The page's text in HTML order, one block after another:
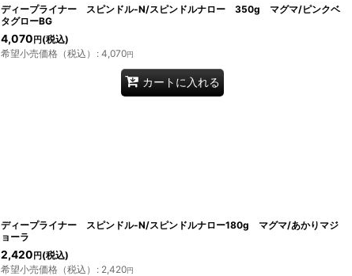
ディープライナー スピンドル-N/スピンドルナロー 350g マグマ/ピンクベ
タグローBG
4,070 円 (税込)
希望小売価格（税込） : 4,070円
カートに入れる
ディープライナー スピンドル-N/スピンドルナロー180g マグマ/あかりマジ
ョーラ
2,420 円 (税込)
希望小売価格（税込） : 2,420円